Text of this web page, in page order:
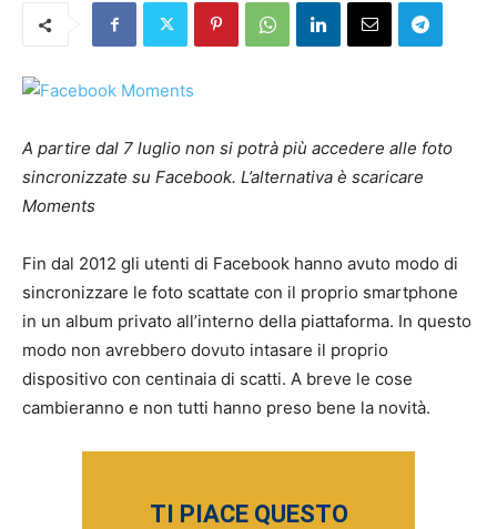
A partire dal 7 luglio non si potrà più accedere alle foto
sincronizzate su Facebook. L’alternativa è scaricare
Moments
Fin dal 2012 gli utenti di Facebook hanno avuto modo di
sincronizzare le foto scattate con il proprio smartphone
in un album privato all’interno della piattaforma. In questo
modo non avrebbero dovuto intasare il proprio
dispositivo con centinaia di scatti. A breve le cose
cambieranno e non tutti hanno preso bene la novità.
TI PIACE QUESTO